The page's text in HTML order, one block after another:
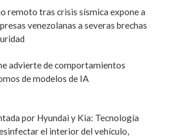
remoto tras crisis sísmica expone a
venezolanas a severas brechas
advierte de comportamientos
de modelos de IA
por Hyundai y Kia: Tecnología
el interior del vehículo,